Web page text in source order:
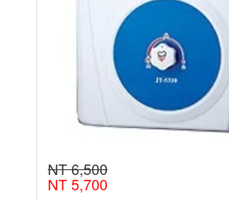
NT 6,500
NT 5,700